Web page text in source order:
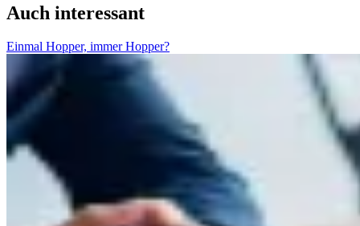
Auch interessant
Einmal Hopper, immer Hopper?